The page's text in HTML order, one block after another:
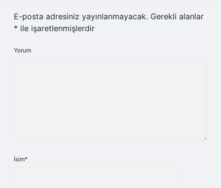
E-posta adresiniz yayınlanmayacak. Gerekli alanlar
* ile işaretlenmişlerdir
Yorum
İsim*